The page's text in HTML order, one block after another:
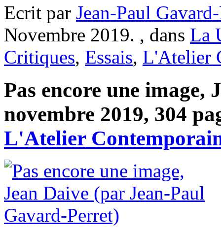
Ecrit par Jean-Paul
Novembre 2019. , dans La
Critiques, Essais, L'Atelier
Pas encore une image,
novembre 2019, 304
L'Atelier